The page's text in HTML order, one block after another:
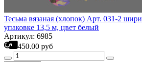
Тесьма вязаная (хлопок) Арт. 031-2
упаковке 13,5 м, цвет белый
Артикул: 6985
450.00 руб